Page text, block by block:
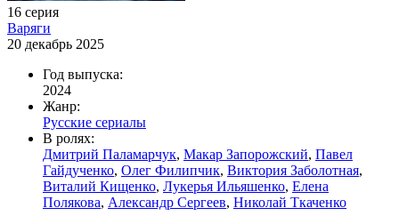
16 серия
Варяги
20 декабрь 2025
Год выпуска:
2024
Жанр:
Русские сериалы
В ролях:
Дмитрий Паламарчук, Макар Запорожский, Павел
Гайдученко, Олег Филипчик, Виктория Заболотная,
Виталий Кищенко, Лукерья Ильяшенко, Елена
Полякова, Александр Сергеев, Николай Ткаченко